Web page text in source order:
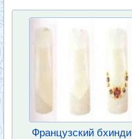
Французский бхинди